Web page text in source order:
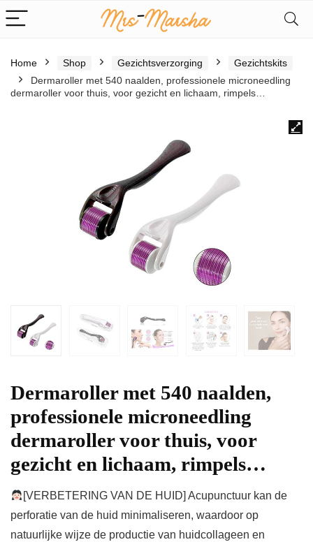
Home Shop Gezichtsverzorging
Gezichtskits
Dermaroller met 540 naalden, professionele microneedling
dermaroller voor thuis, voor gezicht en lichaam, rimpels…
Dermaroller met 540 naalden,
professionele microneedling
dermaroller voor thuis, voor
gezicht en lichaam, rimpels…
[VERBETERING VAN DE HUID] Acupunctuur kan de
perforatie van de huid minimaliseren, waardoor op
natuurlijke wijze de productie van huidcollageen en